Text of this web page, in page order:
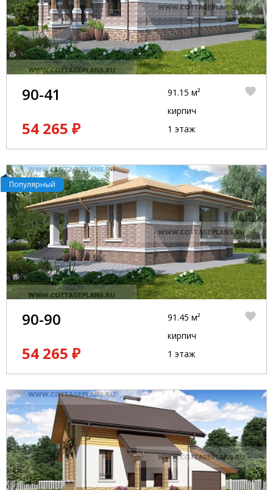
90-41
54 265 ₽
91.15 м²
кирпич
1 этаж
Популярный
90-90
54 265 ₽
91.45 м²
кирпич
1 этаж